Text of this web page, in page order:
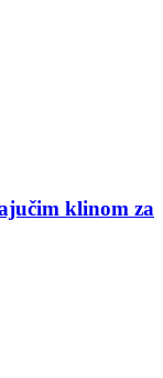
klinom za